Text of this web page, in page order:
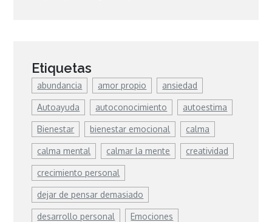
Etiquetas
abundancia amor propio ansiedad
Autoayuda autoconocimiento autoestima
Bienestar bienestar emocional calma
calma mental calmar la mente creatividad
crecimiento personal
dejar de pensar demasiado
desarrollo personal Emociones